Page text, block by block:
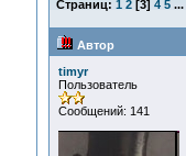
Страниц: 1 2[3] 4 5 ...
Автор
timyr
Пользователь
Сообщений: 141